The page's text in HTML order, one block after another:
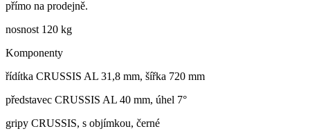
přímo na prodejně.
nosnost 120 kg
Komponenty
řídítka CRUSSIS AL 31,8 mm, šířka 720 mm
představec CRUSSIS AL 40 mm, úhel 7°
gripy CRUSSIS, s objímkou, černé